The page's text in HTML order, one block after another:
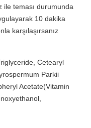
ile teması durumunda
10 dakika
karşılaşırsanız
Cetearyl
Parkii
Acetate(Vitamin